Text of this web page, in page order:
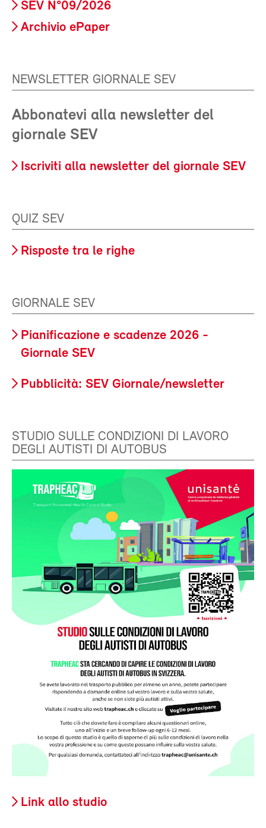
SEV N°09/2026
Archivio ePaper
NEWSLETTER GIORNALE SEV
Abbonatevi alla newsletter del
giornale SEV
Iscriviti alla newsletter del giornale SEV
QUIZ SEV
Risposte tra le righe
GIORNALE SEV
Pianificazione e scadenze 2026 -
Giornale SEV
Pubblicità: SEV Giornale/newsletter
STUDIO SULLE CONDIZIONI DI LAVORO
DEGLI AUTISTI DI AUTOBUS
Link allo studio